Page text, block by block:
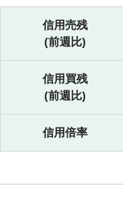
信用売残
(前週比)
信用買残
(前週比)
信用倍率